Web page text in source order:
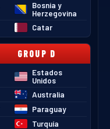
Bosnia y
Herzegovina
Catar
GROUP D
Estados
Unidos
Australia
Paraguay
Turquía